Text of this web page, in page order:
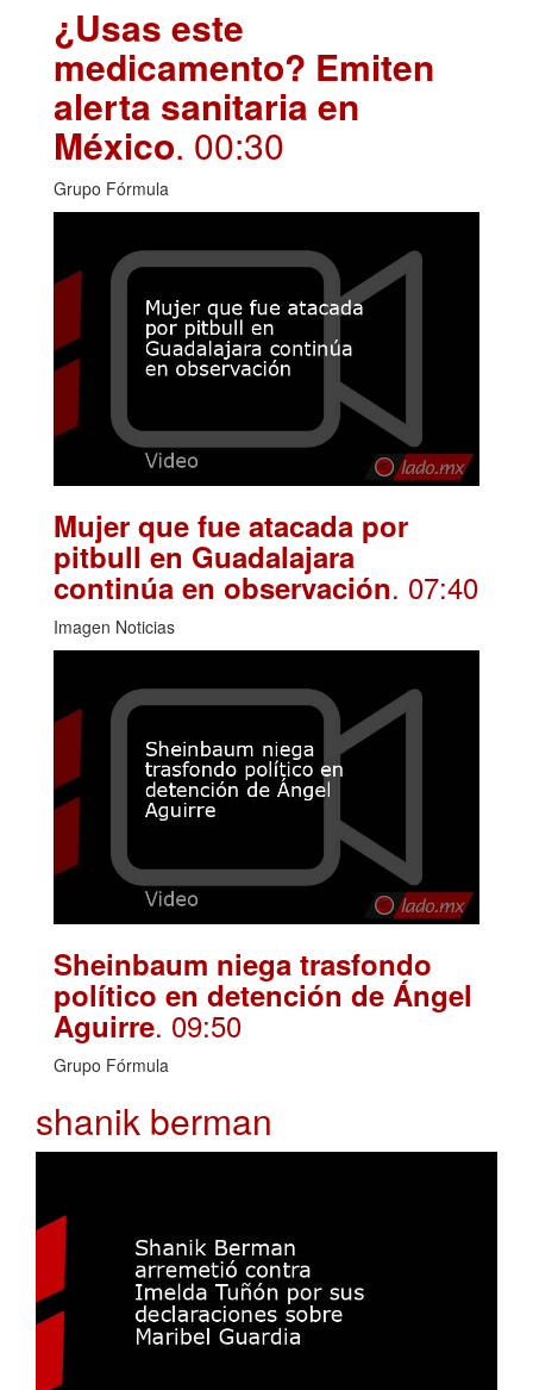
¿Usas este
medicamento? Emiten
alerta sanitaria en
México. 00:30
Grupo Fórmula
Mujer que fue atacada por
pitbull en Guadalajara
continúa en observación. 07:40
Imagen Noticias
Sheinbaum niega trasfondo
político en detención de Ángel
Aguirre. 09:50
Grupo Fórmula
shanik berman